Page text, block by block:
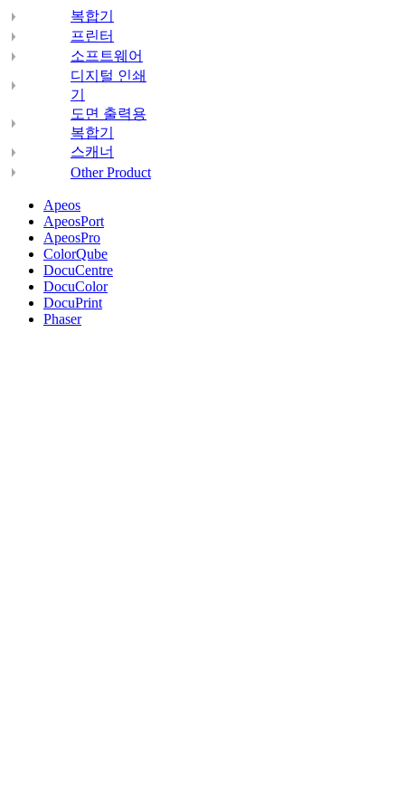
복합기
프린터
소프트웨어
디지털 인쇄
기
도면 출력용
복합기
스캐너
Other Product
Apeos
ApeosPort
ApeosPro
ColorQube
DocuCentre
DocuColor
DocuPrint
Phaser